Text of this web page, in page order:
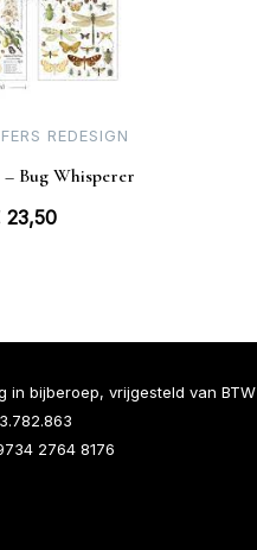
REDESIGN
Bug Whisperer
23,50
in bijberoep, vrijgesteld van BTW
2764 8176